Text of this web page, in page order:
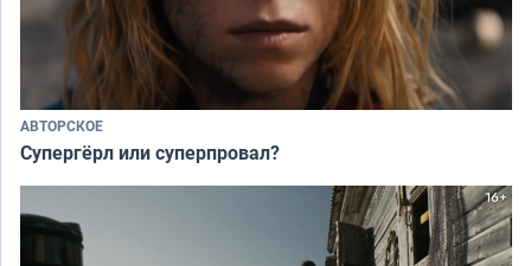
АВТОРСКОЕ
Супергёрл или суперпровал?